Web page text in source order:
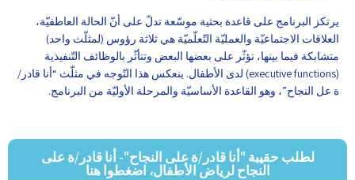
يرتكز البرنامج على قاعدة بحثية موسّعة تدلّ على أنّ الحالة العاطفيّة،
العلاقات الاجتماعيّة والعمليّة التّعلّميّة هي ثلاثة رؤوس (لمثلّث واحد)
متشابكة فيما بينها، تؤثّر على بعضها البعض وتتأثّر بالوظائف التّنفيذية
(executive functions) لدى الأطفال. ينعكس هذا التّوجه في مثلّث “أنا قادر/
ة عل النجاح”، وهو القاعدة الأساسيّة والمرحلة الأوليّة من البرنامج.
لطلب حقيبة "أنا قادر/ة على النجاح"- أنا قادر/ة على
النجاح لرياض الأطفال، اضغطوا هنا